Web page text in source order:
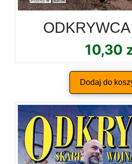
10,30
Dodaj do